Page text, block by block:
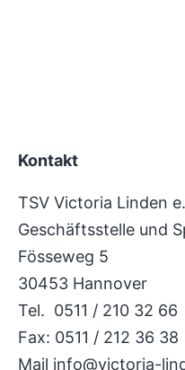
Kontakt
TSV Victoria Linden
Geschäftsstelle und
Fösseweg 5
30453 Hannover
Tel. 0511 / 210 32 66
Fax: 0511 / 212 36 38
Mail info@victoria-